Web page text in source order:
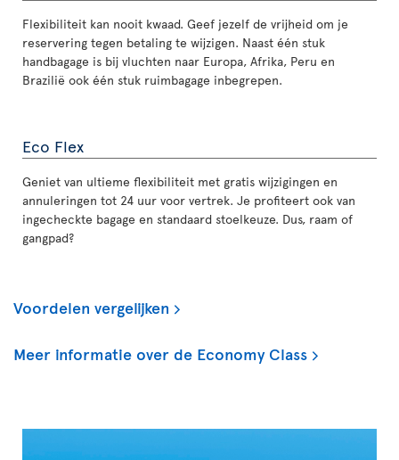
Flexibiliteit kan nooit kwaad. Geef jezelf de vrijheid om je
reservering tegen betaling te wijzigen. Naast één stuk
handbagage is bij vluchten naar Europa, Afrika, Peru en
Brazilië ook één stuk ruimbagage inbegrepen.
Eco Flex
Geniet van ultieme flexibiliteit met gratis wijzigingen en
annuleringen tot 24 uur voor vertrek. Je profiteert ook van
ingecheckte bagage en standaard stoelkeuze. Dus, raam of
gangpad?
Voordelen vergelijken
Meer informatie over de Economy Class